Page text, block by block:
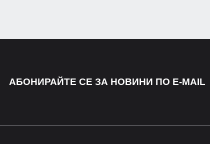
АБОНИРАЙТЕ СЕ ЗА НОВИНИ ПО E-MAIL